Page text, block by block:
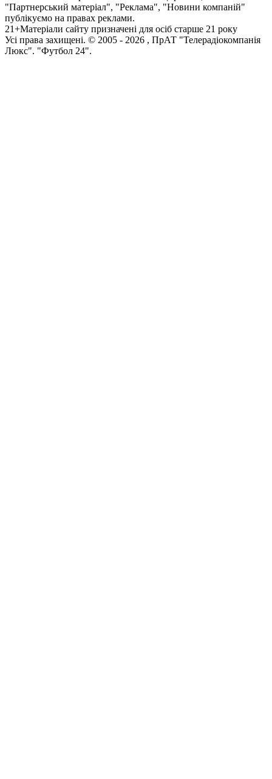
"Партнерський матеріал", "Реклама", "Новини компаній"
публікуємо на правах реклами.
21+Матеріали сайту призначені для осіб старше 21 року
Усi права захищенi. © 2005 - 2026 , ПрАТ "Телерадіокомпанія
Люкс". "Футбол 24".